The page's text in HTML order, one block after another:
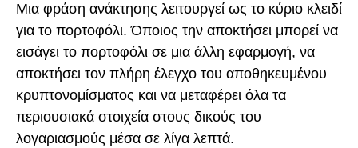
Μια φράση ανάκτησης λειτουργεί ως το κύριο κλειδί
για το πορτοφόλι. Όποιος την αποκτήσει μπορεί να
εισάγει το πορτοφόλι σε μια άλλη εφαρμογή, να
αποκτήσει τον πλήρη έλεγχο του αποθηκευμένου
κρυπτονομίσματος και να μεταφέρει όλα τα
περιουσιακά στοιχεία στους δικούς του
λογαριασμούς μέσα σε λίγα λεπτά.